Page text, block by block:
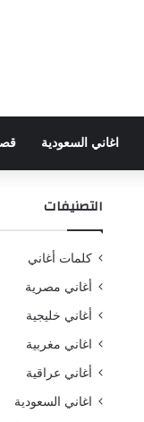
اغاني السعودية
التصنيفات
كلمات أغاني
أغاني مصرية
أغاني خليجية
اغاني مغربية
أغاني عراقية
اغاني السعودية